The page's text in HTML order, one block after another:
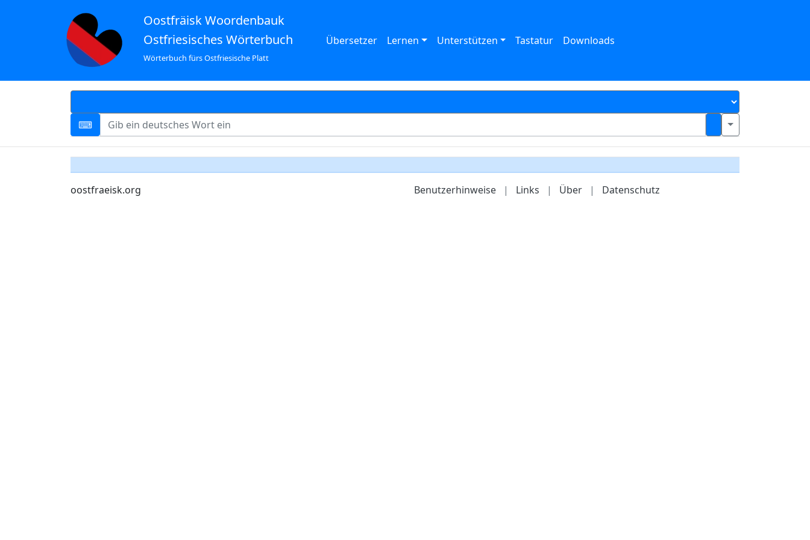
Oostfräisk Woordenbauk
Ostfriesisches Wörterbuch
Wörterbuch fürs Ostfriesische Platt
Übersetzer Lernen Unterstützen Tastatur Downloads
oostfraeisk.org Benutzerhinweise | Links | Über | Datenschutz